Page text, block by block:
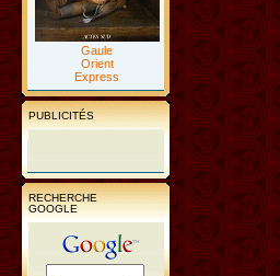
Gaule
Orient
Express
PUBLICITÉS
RECHERCHE
GOOGLE